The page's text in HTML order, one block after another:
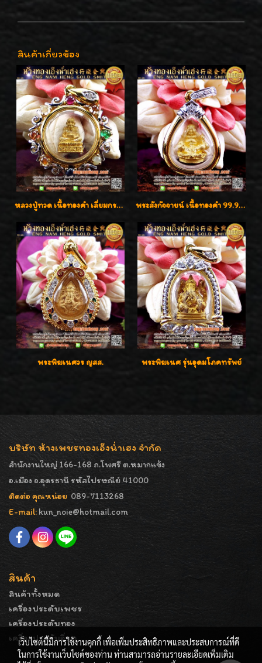
สินค้าเกี่ยวข้อง
หลวงปู่ทวด เนื้อทองคำ เลี่ยมกรอบทองคำประดับเพชรแท้และพลอยนพเก้า น่ารักมากๆค่ะ พระสังกัจจายน์ เนื้อทองคำ 99.99%
พระพิฆเนศวร ญสส. พระพิฆเนศ รุ่นอุดมโภคทรัพย์
บริษัท ห้างเพชรทองเอ็งน่ำเฮง จำกัด
สำนักงานใหญ่ 166-168 ถ.โพศรี ต.หมากแข้ง
อ.เมือง จ.อุดรธานี รหัสไปรษณีย์ 41000
ติดต่อ คุณหน่อย 089-7113268
E-mail: kun_noie@hotmail.com
สินค้า
สินค้าทั้งหมด
เครื่องประดับเพชร
เครื่องประดับทอง
เครื่องประดับอื่นๆ
เว็บไซต์นี้มีการใช้งานคุกกี้ เพื่อเพิ่มประสิทธิภาพและประสบการณ์ที่ดี
ในการใช้งานเว็บไซต์ของท่าน ท่านสามารถอ่านรายละเอียดเพิ่มเติม